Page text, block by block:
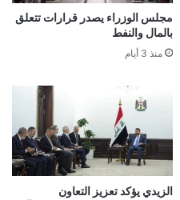
مجلس الوزراء يصدر قرارات تتعلق
بالمال والنفط
منذ 3 أيام
الزيدي يؤكد تعزيز التعاون